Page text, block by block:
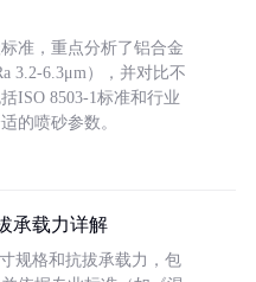
准，重点分析了铝合金
3.2-6.3μm），并对比不
ISO 8503-1标准和行业
的喷砂参数。
承载力详解
规格和抗拔承载力，包